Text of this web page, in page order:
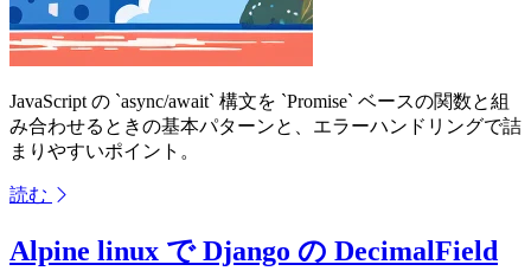
JavaScript の `async/await` 構文を `Promise` ベースの関数と組
み合わせるときの基本パターンと、エラーハンドリングで詰
まりやすいポイント。
読む
Alpine linux で Django の DecimalField